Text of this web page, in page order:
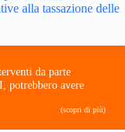
alla tassazione delle
da parte
potrebbero avere
(scopri di più)